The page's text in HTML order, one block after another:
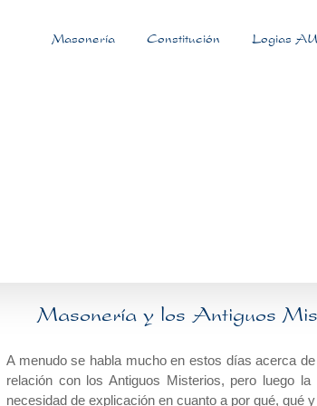
Masonería Constitución Logias
Masonería y los Antiguos
A menudo se habla mucho en estos días acerca
relación con los Antiguos Misterios, pero luego
necesidad de explicación en cuanto a por qué, qué